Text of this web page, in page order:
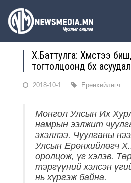
Х.Баттулга: Хүмүүстээ
тогтолцоонд бүх
2018-10-1 Ерөнхийлөгч
Монгол Улсын Их
намрын ээлжит
эхэллээ. Чуулганы
Улсын Ерөнхийлөгч
оролцож, үг хэлэв.
тэргүүний хэлсэн
нь хүргэж байна.